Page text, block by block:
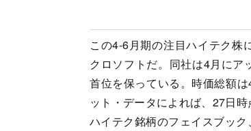
この4-6月期の注目ハイテク株
クロソフトだ。同社は4月にア
首位を保っている。時価総額
ット・データによれば、27日
ハイテク銘柄のフェイスブッ